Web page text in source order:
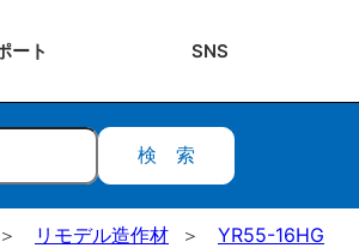
ート SNS
検索
リモデル造作材 YR55-16HG